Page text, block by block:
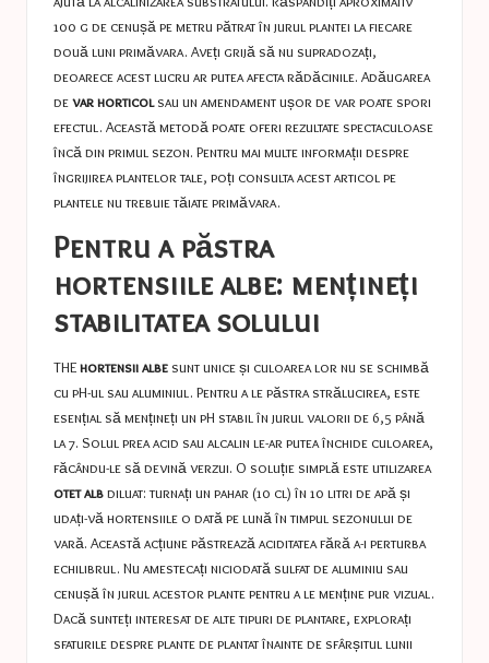
100 g de cenușă pe metru pătrat în jurul plantei la fiecare
două luni primăvara. Aveți grijă să nu supradozați,
deoarece acest lucru ar putea afecta rădăcinile. Adăugarea
devar horticolsau un amendament ușor de var poate spori
efectul. Această metodă poate oferi rezultate spectaculoase
încă din primul sezon. Pentru mai multe informații despre
îngrijirea plantelor tale, poți consulta acest articol pe
plantele nu trebuie tăiate primăvara.
Pentru a păstra
hortensiile albe: mențineți
stabilitatea solului
THEhortensii albe sunt unice și culoarea lor nu se schimbă
cu pH-ul sau aluminiul. Pentru a le păstra strălucirea, este
esențial să mențineți un pH stabil în jurul valorii de 6,5 până
la 7. Solul prea acid sau alcalin le-ar putea închide culoarea,
făcându-le să devină verzui. O soluție simplă este utilizarea
otet albdiluat: turnați un pahar (10 cl) în 10 litri de apă și
udați-vă hortensiile o dată pe lună în timpul sezonului de
vară. Această acțiune păstrează aciditatea fără a-i perturba
echilibrul. Nu amestecați niciodată sulfat de aluminiu sau
cenușă în jurul acestor plante pentru a le menține pur vizual.
Dacă sunteți interesat de alte tipuri de plantare, explorați
sfaturile despreplante de plantat înainte de sfârșitul lunii